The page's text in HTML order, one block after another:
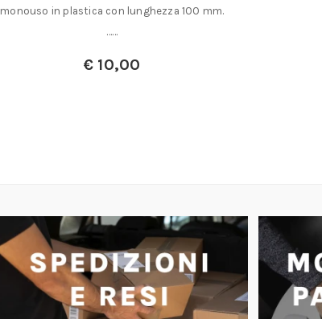
monouso in plastica con lunghezza 100 mm.
……
€ 10,00